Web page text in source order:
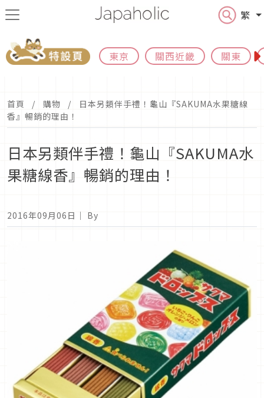
繁
東京 關西近畿 關東
首頁 購物
日本另類伴手禮！龜山『SAKUMA水果糖線
香』暢銷的理由！
日本另類伴手禮！龜山『SAKUMA水
果糖線香』暢銷的理由！
2016年09月06日 ｜ By